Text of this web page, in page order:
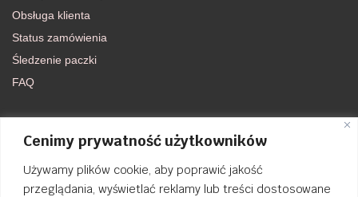
Cenimy prywatność użytkowników
Używamy plików cookie, aby poprawić jakość
przeglądania, wyświetlać reklamy lub treści dostosowane
Obsługa klienta
Status zamówienia
Śledzenie paczki
FAQ
DOŁĄCZ DO NAS
FACEBOOK